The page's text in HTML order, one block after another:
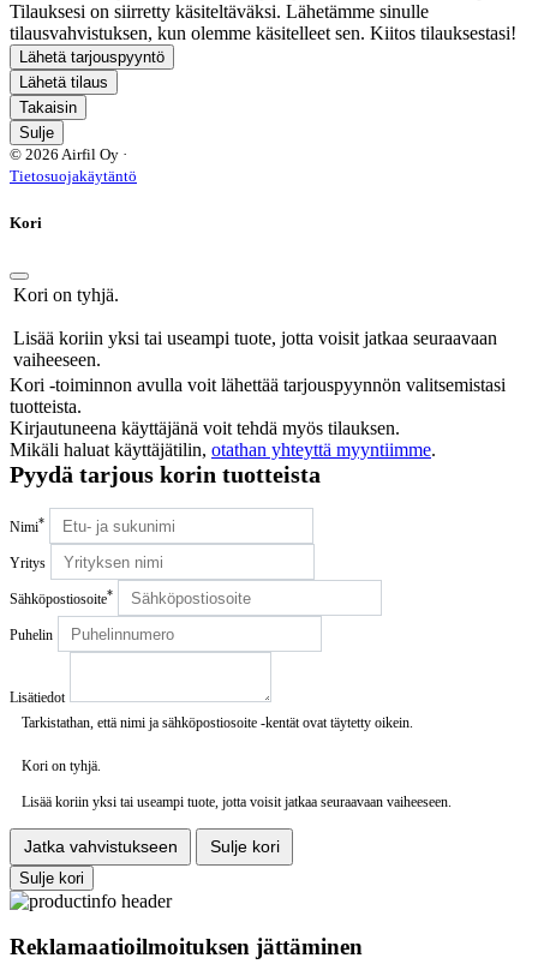
Tilauksesi on siirretty käsiteltäväksi. Lähetämme sinulle
tilausvahvistuksen, kun olemme käsitelleet sen. Kiitos tilauksestasi!
Lähetä tarjouspyyntö
Lähetä tilaus
Takaisin
Sulje
© 2026 Airfil Oy ·
Tietosuojakäytäntö
Kori
Kori on tyhjä.
Lisää koriin yksi tai useampi tuote, jotta voisit jatkaa seuraavaan
vaiheeseen.
Kori -toiminnon avulla voit lähettää tarjouspyynnön valitsemistasi
tuotteista.
Kirjautuneena käyttäjänä voit tehdä myös tilauksen.
Mikäli haluat käyttäjätilin, otathan yhteyttä myyntiimme.
Pyydä tarjous korin tuotteista
Nimi*
Yritys
Sähköpostiosoite*
Puhelin
Lisätiedot
Tarkistathan, että nimi ja sähköpostiosoite -kentät ovat täytetty oikein.
Kori on tyhjä.
Lisää koriin yksi tai useampi tuote, jotta voisit jatkaa seuraavaan vaiheeseen.
Jatka vahvistukseen
Sulje kori
Sulje kori
Reklamaatioilmoituksen jättäminen